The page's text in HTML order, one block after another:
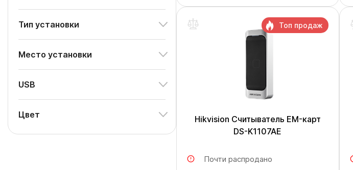
Тип установки
Место установки
USB
Цвет
Hikvision Считыватель EM-карт
DS-K1107AE
Почти распродано
Топ продаж